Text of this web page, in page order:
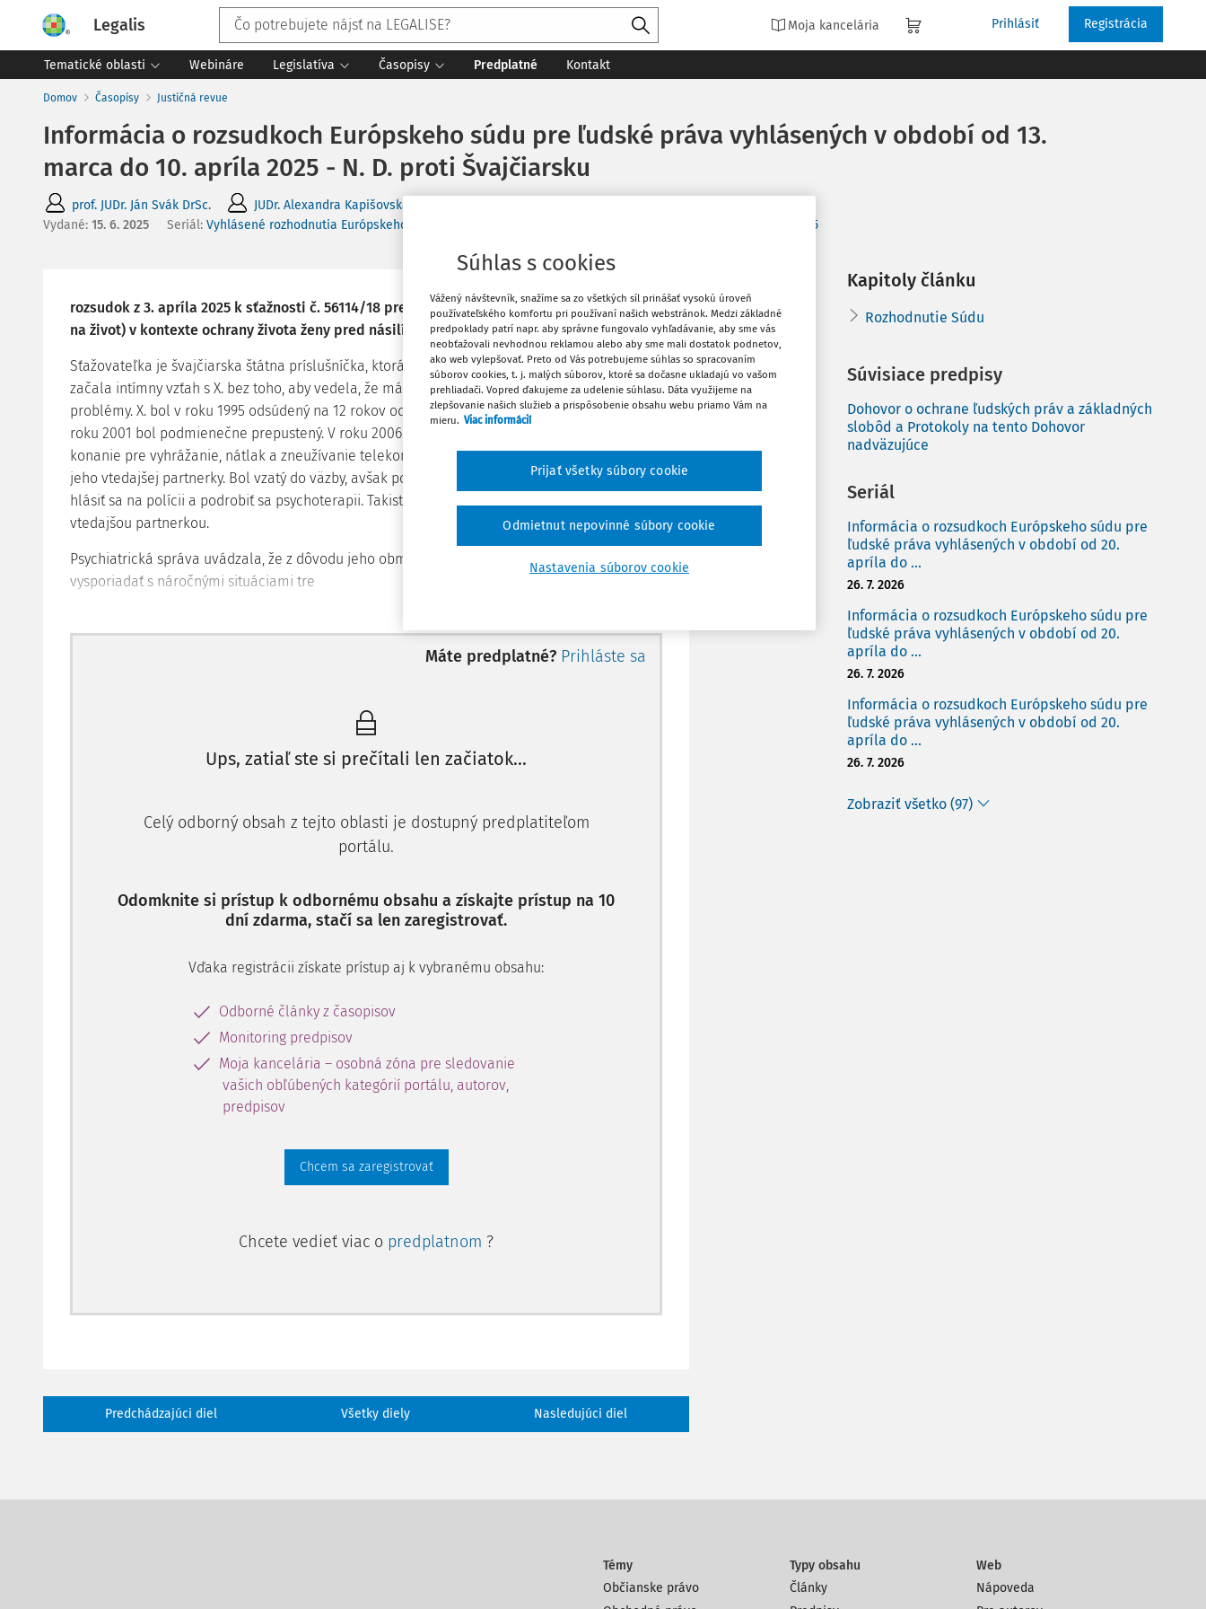
Legalis Moja kancelária Prihlásiť Registrácia
Tematické oblasti Webináre Legislatíva Časopisy Predplatné Kontakt
Domov Časopisy Justičná revue
Informácia o rozsudkoch Európskeho súdu pre ľudské práva vyhlásených v období od 13.
marca do 10. apríla 2025 - N. D. proti Švajčiarsku
prof. JUDr. Ján Svák DrSc.
JUDr. Alexandra Kapišovská PhD.
Vydané: 15. 6. 2025 Seriál: Vyhlásené rozhodnutia Európskeho súdu pre ľudské práva Justičná revue 5/2025
rozsudok z 3. apríla 2025 k sťažnosti č. 56114/18 pre porušeniečlánku 2 Dohovoru(právo
na život) v kontexte ochrany života ženy pred násilím zo strany jej partnera
Sťažovateľka je švajčiarska štátna príslušníčka, ktorá sa narodila v roku 1969. V roku 2006
začala intímny vzťah s X. bez toho, aby vedela, že má záznam v registri trestov a psychické
problémy. X. bol v roku 1995 odsúdený na 12 rokov odňatia slobody za vraždu a znásilnenie. V
roku 2001 bol podmienečne prepustený. V roku 2006 sa proti nemu začalo ďalšie trestné
konanie pre vyhrážanie, nátlak a zneužívanie telekomunikačného systému a za očierňovanie
jeho vtedajšej partnerky. Bol vzatý do väzby, avšak po mesiaci bol prepustený s povinnosťou
hlásiť sa na polícii a podrobiť sa psychoterapii. Takisto mal zákaz kontaktovať sa so svojou
vtedajšou partnerkou.
Psychiatrická správa uvádzala, že z dôvodu jeho obmedzenej schopnosti primerane sa
vysporiadať s náročnými situáciami tre
Máte predplatné? Prihláste sa
Ups, zatiaľ ste si prečítali len začiatok...
Celý odborný obsah z tejto oblasti je dostupný predplatiteľom
portálu.
Odomknite si prístup k odbornému obsahu a získajte prístup na 10
dní zdarma, stačí sa len zaregistrovať.
Vďaka registrácii získate prístup aj k vybranému obsahu:
Odborné články z časopisov
Monitoring predpisov
Moja kancelária – osobná zóna pre sledovanie
vašich obľúbených kategórií portálu, autorov,
predpisov
Chcem sa zaregistrovať
Chcete vedieť viac o predplatnom ?
Predchádzajúci diel Všetky diely Nasledujúci diel
Vytlačiť
Obľúbené
Zdieľať
Kapitoly článku
Rozhodnutie Súdu
Súvisiace predpisy
Dohovor o ochrane ľudských práv a základných
slobôd a Protokoly na tento Dohovor
nadväzujúce
Seriál
Informácia o rozsudkoch Európskeho súdu pre
ľudské práva vyhlásených v období od 20.
apríla do ...
26. 7. 2026
Informácia o rozsudkoch Európskeho súdu pre
ľudské práva vyhlásených v období od 20.
apríla do ...
26. 7. 2026
Informácia o rozsudkoch Európskeho súdu pre
ľudské práva vyhlásených v období od 20.
apríla do ...
26. 7. 2026
Zobraziť všetko (97)
Témy
Občianske právo
Typy obsahu
Články
Web
Nápoveda
Súhlas s cookies
Vážený návštevník, snažíme sa zo všetkých síl prinášať vysokú úroveň
používateľského komfortu pri používaní našich webstránok. Medzi základné
predpoklady patrí napr. aby správne fungovalo vyhľadávanie, aby sme vás
neobťažovali nevhodnou reklamou alebo aby sme mali dostatok podnetov,
ako web vylepšovať. Preto od Vás potrebujeme súhlas so spracovaním
súborov cookies, t. j. malých súborov, ktoré sa dočasne ukladajú vo vašom
prehliadači. Vopred ďakujeme za udelenie súhlasu. Dáta využijeme na
zlepšovanie našich služieb a prispôsobenie obsahu webu priamo Vám na
mieru. Viac informácií
Nastavenia súborov cookie
Odmietnut nepovinné súbory cookie
Prijať všetky súbory cookie